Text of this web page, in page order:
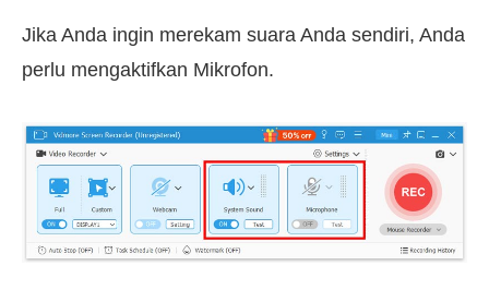
Jika Anda ingin merekam suara Anda sendiri, Anda
perlu mengaktifkan Mikrofon.